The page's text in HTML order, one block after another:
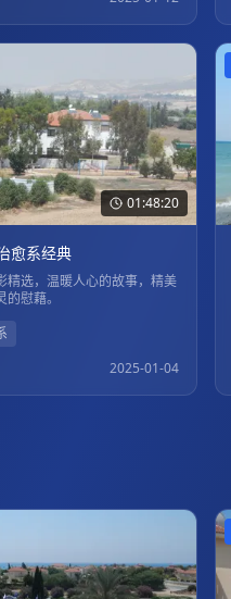
01:48:20
愈系经典
精选，温暖人心的故事，精美
慰藉。
2025-01-04